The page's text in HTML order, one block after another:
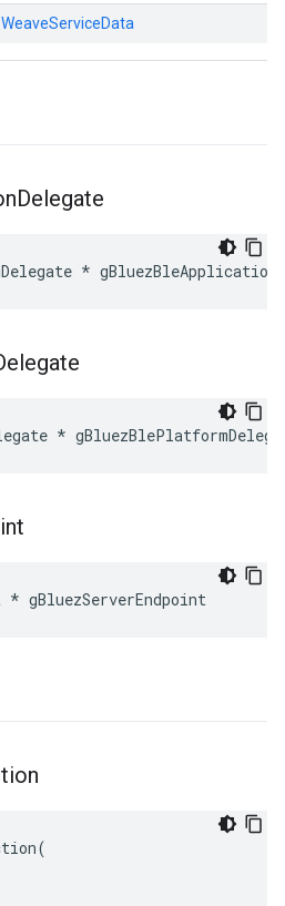
Delegate
*
*
* gBluezServerEndpoint